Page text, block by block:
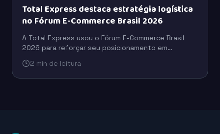
Total Express destaca estratégia logística
no Fórum E-Commerce Brasil 2026
A Total Express usou o Fórum E-Commerce Brasil
2026 para reforçar seu posicionamento em
escala e suporte ao varejo digital.
2 min de leitura